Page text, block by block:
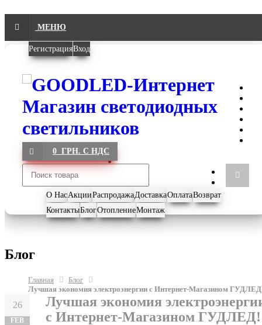
МЕНЮ
РегистрацияВход
0 ГРН. С НДС
О НасАкцииРаспродажаДоставкаОплатаВозврат
КонтактыБлогОтоплениеМонтаж
Блог
Главная
Блог
Лучшая экономия электроэнергии с Интернет-Магазином
26
FEB
Лучшая экономия
с Интернет-Магазином ГУДЛЕД!